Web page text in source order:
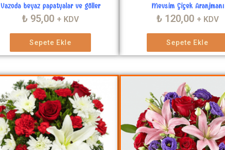
Vazoda beyaz papatyalar ve güller
₺ 95,00 + KDV
Sepete Ekle
Mevsim Çiçek Aranjmanı
₺ 120,00 + KDV
Sepete Ekle